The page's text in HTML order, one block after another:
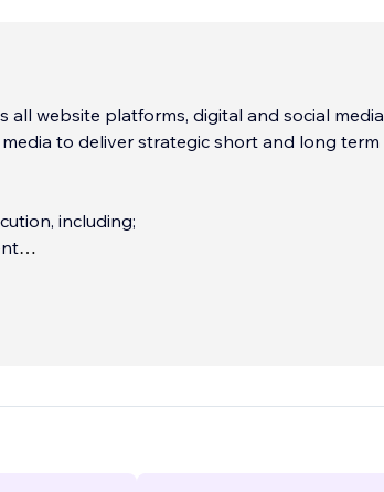
all website platforms, digital and social media
to deliver strategic short and long term
including;